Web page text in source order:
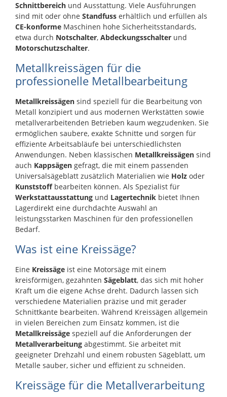
Schnittbereich und Ausstattung. Viele Ausführungen
sind mit oder ohne Standfuss erhältlich und erfüllen als
CE-konforme Maschinen hohe Sicherheitsstandards,
etwa durch Notschalter, Abdeckungsschalter und
Motorschutzschalter.
Metallkreissägen für die
professionelle Metallbearbeitung
Metallkreissägen sind speziell für die Bearbeitung von
Metall konzipiert und aus modernen Werkstätten sowie
metallverarbeitenden Betrieben kaum wegzudenken. Sie
ermöglichen saubere, exakte Schnitte und sorgen für
effiziente Arbeitsabläufe bei unterschiedlichsten
Anwendungen. Neben klassischen Metallkreissägen sind
auch Kappsägen gefragt, die mit einem passenden
Universalsägeblatt zusätzlich Materialien wie Holz oder
Kunststoffbearbeiten können. Als Spezialist für
Werkstattausstattung und Lagertechnik bietet Ihnen
Lagerdirekt eine durchdachte Auswahl an
leistungsstarken Maschinen für den professionellen
Bedarf.
Was ist eine Kreissäge?
Eine Kreissäge ist eine Motorsäge mit einem
kreisförmigen, gezahnten Sägeblatt, das sich mit hoher
Kraft um die eigene Achse dreht. Dadurch lassen sich
verschiedene Materialien präzise und mit gerader
Schnittkante bearbeiten. Während Kreissägen allgemein
in vielen Bereichen zum Einsatz kommen, ist die
Metallkreissäge speziell auf die Anforderungen der
Metallverarbeitung abgestimmt. Sie arbeitet mit
geeigneter Drehzahl und einem robusten Sägeblatt, um
Metalle sauber, sicher und effizient zu schneiden.
Kreissäge für die Metallverarbeitung